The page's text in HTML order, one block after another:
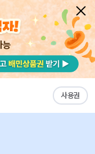
능
사용권